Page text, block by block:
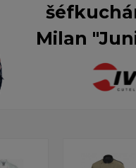
Milan